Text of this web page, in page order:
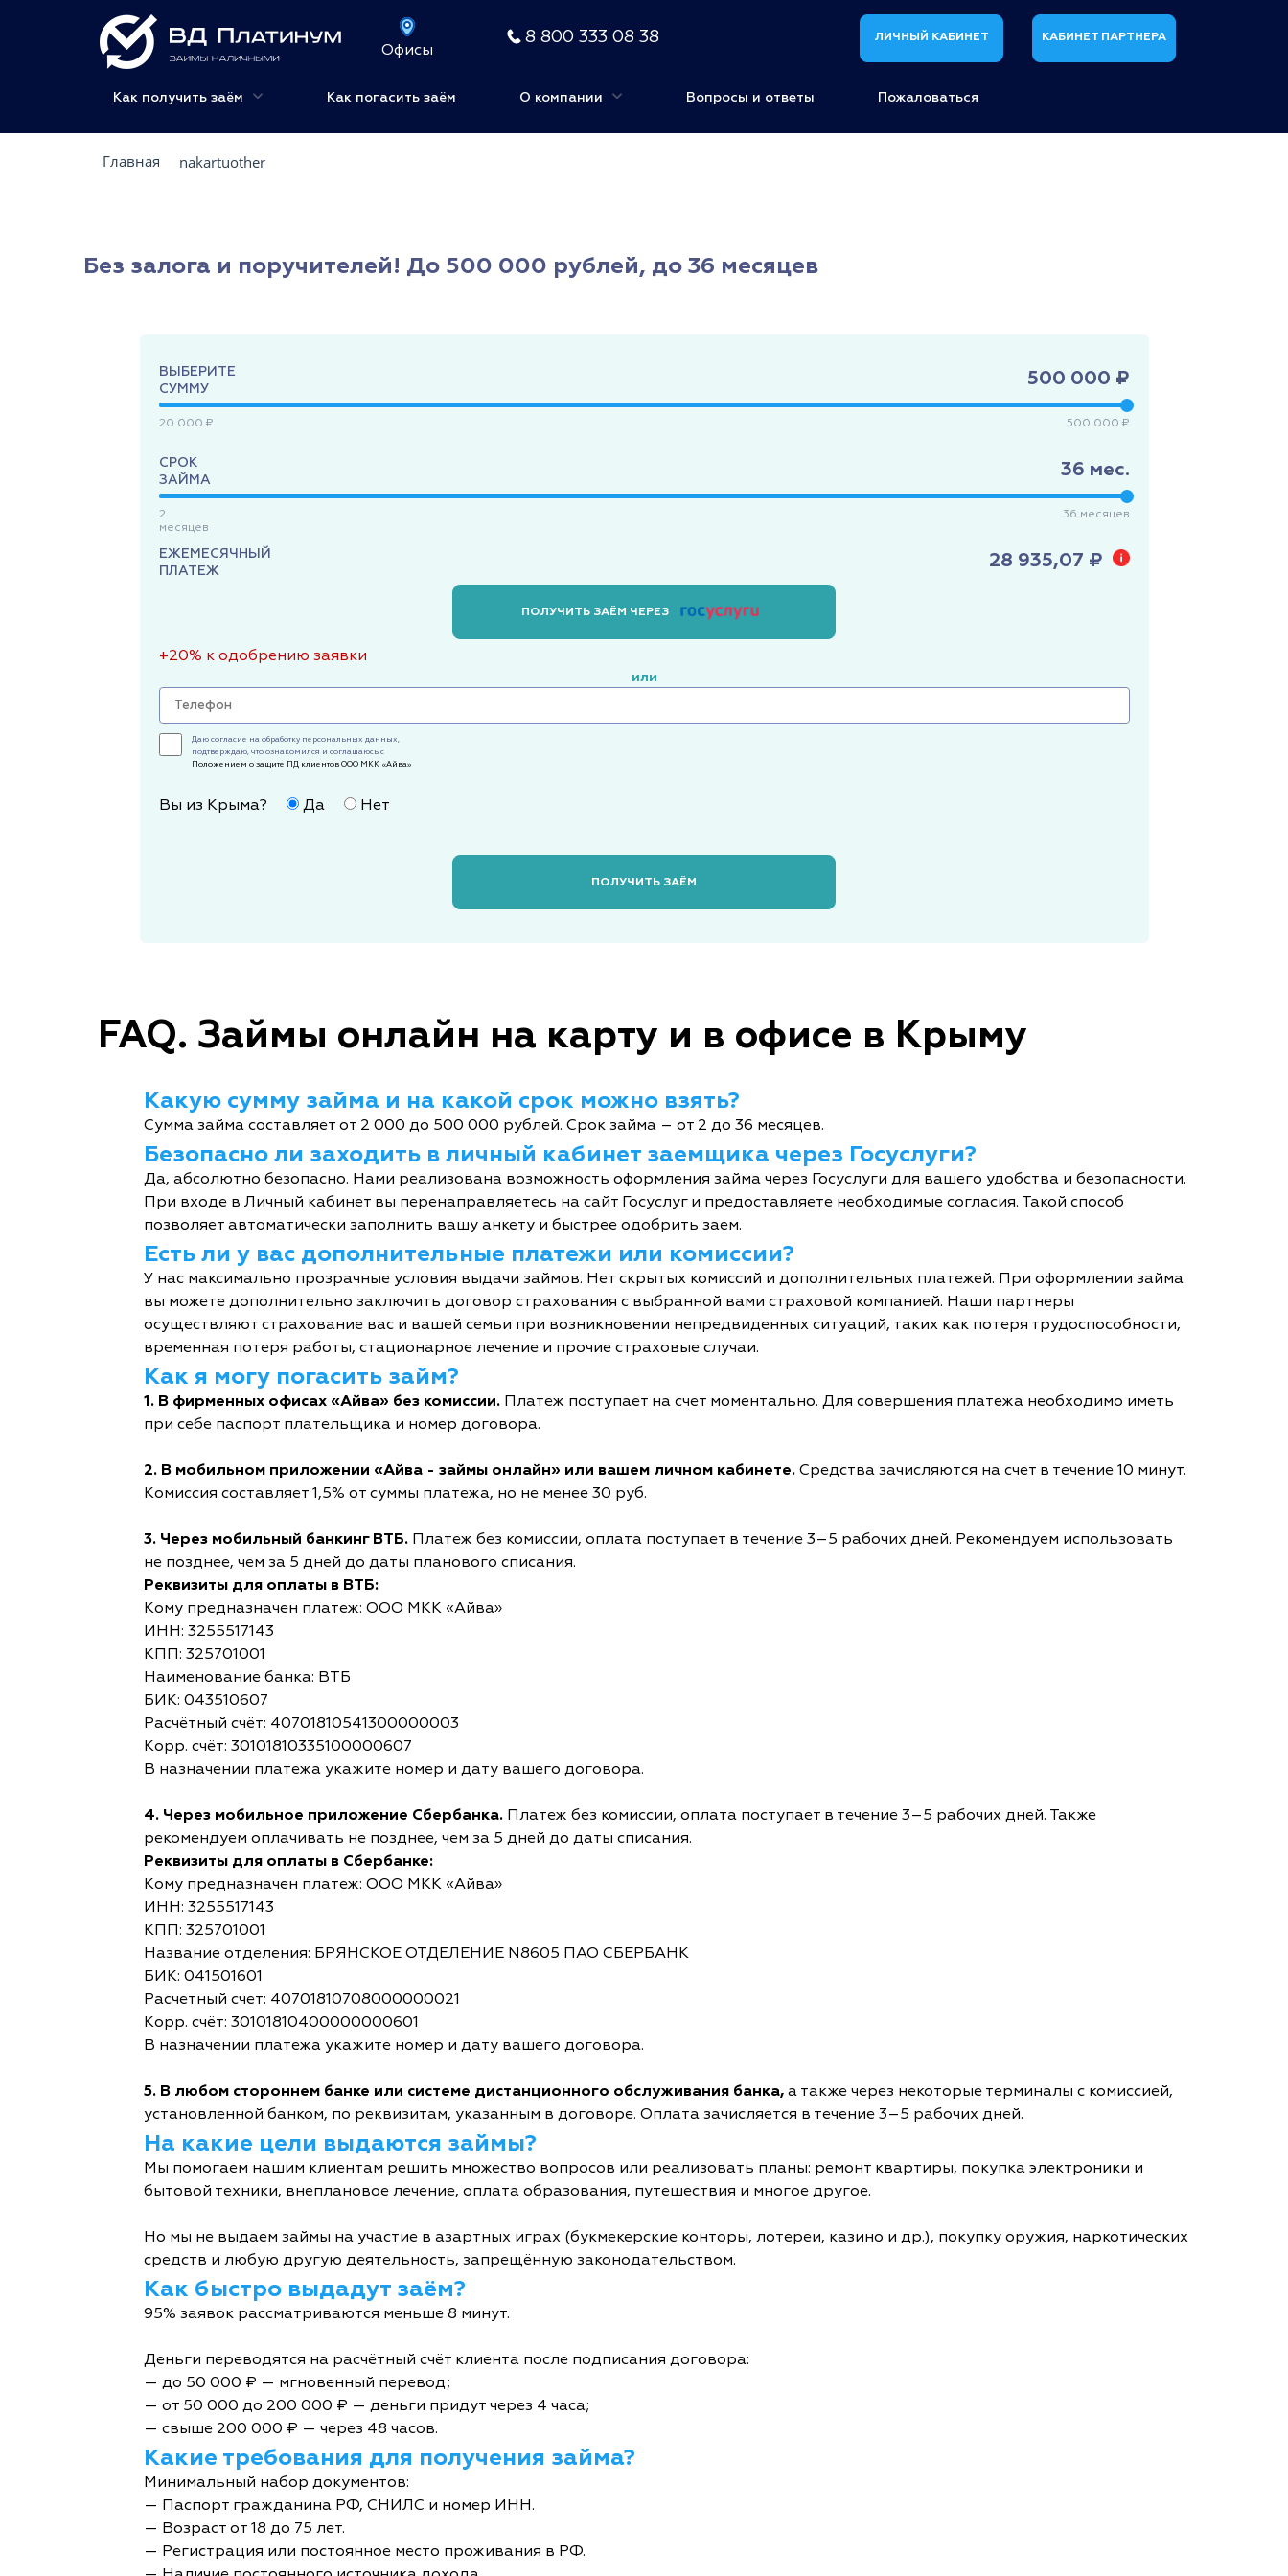
Офисы
8 800 333 08 38 ЛИЧНЫЙ КАБИНЕТ КАБИНЕТ ПАРТНЕРА
Как получить заём Как погасить заём О компании Вопросы и ответы Пожаловаться
Главная nakartuother
Без залога и поручителей! До 500 000 рублей, до 36 месяцев
ВЫБЕРИТЕ
СУММУ
500 000 ₽
20 000 ₽ 500 000 ₽
СРОК
ЗАЙМА
36 мес.
2
месяцев
36 месяцев
ЕЖЕМЕСЯЧНЫЙ
ПЛАТЕЖ
28 935,07 ₽
ПОЛУЧИТЬ ЗАЁМ ЧЕРЕЗ
+20% к одобрению заявки
или
Даю согласие на обработку персональных данных,
подтверждаю, что ознакомился и соглашаюсь с
Положением о защите ПД клиентов ООО МКК «Айва»
Вы из Крыма? Да Нет
ПОЛУЧИТЬ ЗАЁМ
FAQ. Займы онлайн на карту и в офисе в Крыму
Какую сумму займа и на какой срок можно взять?
Сумма займа составляет от 2 000 до 500 000 рублей. Срок займа – от 2 до 36 месяцев.
Безопасно ли заходить в личный кабинет заемщика через Госуслуги?
Да, абсолютно безопасно. Нами реализована возможность оформления займа через Госуслуги для вашего удобства и безопасности.
При входе в Личный кабинет вы перенаправляетесь на сайт Госуслуг и предоставляете необходимые согласия. Такой способ
позволяет автоматически заполнить вашу анкету и быстрее одобрить заем.
Есть ли у вас дополнительные платежи или комиссии?
У нас максимально прозрачные условия выдачи займов. Нет скрытых комиссий и дополнительных платежей. При оформлении займа
вы можете дополнительно заключить договор страхования с выбранной вами страховой компанией. Наши партнеры
осуществляют страхование вас и вашей семьи при возникновении непредвиденных ситуаций, таких как потеря трудоспособности,
временная потеря работы, стационарное лечение и прочие страховые случаи.
Как я могу погасить займ?
1. В фирменных офисах «Айва» без комиссии. Платеж поступает на счет моментально. Для совершения платежа необходимо иметь
при себе паспорт плательщика и номер договора.
2. В мобильном приложении «Айва - займы онлайн» или вашем личном кабинете. Средства зачисляются на счет в течение 10 минут.
Комиссия составляет 1,5% от суммы платежа, но не менее 30 руб.
3. Через мобильный банкинг ВТБ. Платеж без комиссии, оплата поступает в течение 3–5 рабочих дней. Рекомендуем использовать
не позднее, чем за 5 дней до даты планового списания.
Реквизиты для оплаты в ВТБ:
Кому предназначен платеж: ООО МКК «Айва»
ИНН: 3255517143
КПП: 325701001
Наименование банка: ВТБ
БИК: 043510607
Расчётный счёт: 40701810541300000003
Корр. счёт: 30101810335100000607
В назначении платежа укажите номер и дату вашего договора.
4. Через мобильное приложение Сбербанка. Платеж без комиссии, оплата поступает в течение 3–5 рабочих дней. Также
рекомендуем оплачивать не позднее, чем за 5 дней до даты списания.
Реквизиты для оплаты в Сбербанке:
Кому предназначен платеж: ООО МКК «Айва»
ИНН: 3255517143
КПП: 325701001
Название отделения: БРЯНСКОЕ ОТДЕЛЕНИЕ N8605 ПАО СБЕРБАНК
БИК: 041501601
Расчетный счет: 40701810708000000021
Корр. счёт: 30101810400000000601
В назначении платежа укажите номер и дату вашего договора.
5. В любом стороннем банке или системе дистанционного обслуживания банка, а также через некоторые терминалы с комиссией,
установленной банком, по реквизитам, указанным в договоре. Оплата зачисляется в течение 3–5 рабочих дней.
На какие цели выдаются займы?
Мы помогаем нашим клиентам решить множество вопросов или реализовать планы: ремонт квартиры, покупка электроники и
бытовой техники, внеплановое лечение, оплата образования, путешествия и многое другое.
Но мы не выдаем займы на участие в азартных играх (букмекерские конторы, лотереи, казино и др.), покупку оружия, наркотических
средств и любую другую деятельность, запрещённую законодательством.
Как быстро выдадут заём?
95% заявок рассматриваются меньше 8 минут.
Деньги переводятся на расчётный счёт клиента после подписания договора:
— до 50 000 ₽ — мгновенный перевод;
— от 50 000 до 200 000 ₽ — деньги придут через 4 часа;
— свыше 200 000 ₽ — через 48 часов.
Какие требования для получения займа?
Минимальный набор документов:
— Паспорт гражданина РФ, СНИЛС и номер ИНН.
— Возраст от 18 до 75 лет.
— Регистрация или постоянное место проживания в РФ.